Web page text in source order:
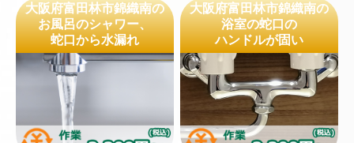
大阪府富田林市錦織南の
お風呂のシャワー、
蛇口から水漏れ
大阪府富田林市錦織南の
浴室の蛇口の
ハンドルが固い